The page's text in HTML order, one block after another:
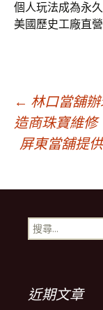
個人玩法成為永
美國歷史工廠直營
文
章
導
航
列
← 林口當舖
造商珠寶維修
屏東當舖提
搜
尋
近期文章